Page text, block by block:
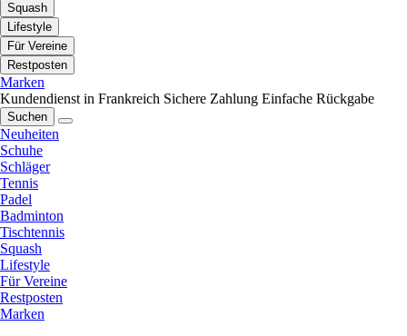
Squash
Lifestyle
Für Vereine
Restposten
Marken
Kundendienst in Frankreich Sichere Zahlung Einfache Rückgabe
Suchen
Neuheiten
Schuhe
Schläger
Tennis
Padel
Badminton
Tischtennis
Squash
Lifestyle
Für Vereine
Restposten
Marken